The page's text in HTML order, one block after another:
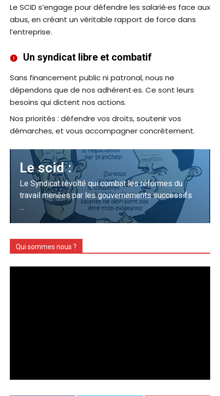
Le SCID s’engage pour défendre les salarié·es face aux
abus, en créant un véritable rapport de force dans
l’entreprise.
Un syndicat libre et combatif
Sans financement public ni patronal, nous ne
dépendons que de nos adhérent·es. Ce sont leurs
besoins qui dictent nos actions.
Nos priorités : défendre vos droits, soutenir vos
démarches, et vous accompagner concrètement.
Le scid :
Le Syndicat révolté qui combat les réformes du
travail menées par les gouvernements successifs
...
Qui sommes nous ?